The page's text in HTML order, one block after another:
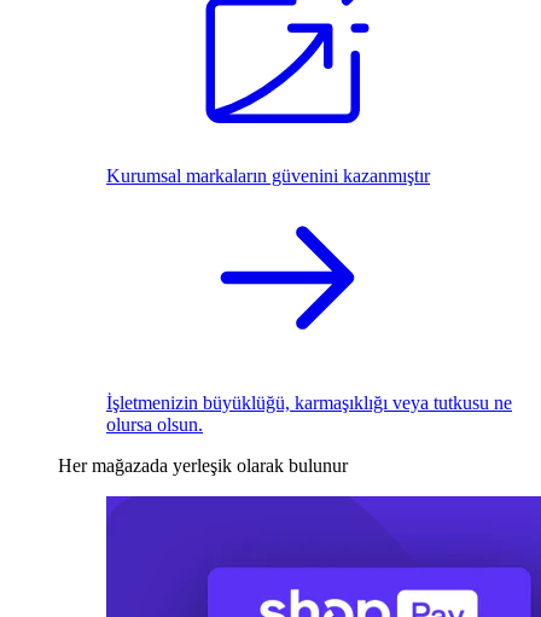
Kurumsal markaların güvenini kazanmıştır
İşletmenizin büyüklüğü, karmaşıklığı veya tutkusu ne
olursa olsun.
Her mağazada yerleşik olarak bulunur